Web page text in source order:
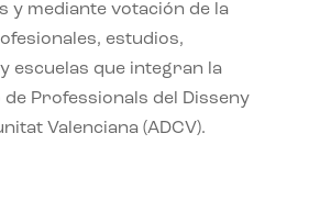
y mediante votación de la
estudios,
escuelas que integran la
de Professionals del Disseny
Valenciana (ADCV).